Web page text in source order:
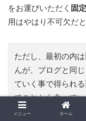
をお運びいただく 固
用はやはり不可欠だ
ただし、最初の内
んが、ブログと同
ていく事で得られ
でこれから食べて
流をする事が可能
メニュー ホーム